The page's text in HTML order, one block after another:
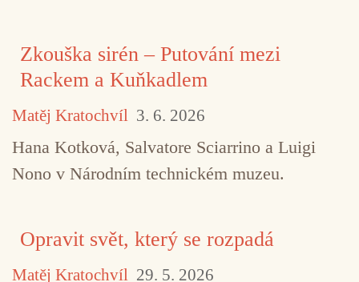
Zkouška sirén – Putování mezi
Rackem a Kuňkadlem
Matěj Kratochvíl 3. 6. 2026
Hana Kotková, Salvatore Sciarrino a Luigi
Nono v Národním technickém muzeu.
Opravit svět, který se rozpadá
Matěj Kratochvíl 29. 5. 2026